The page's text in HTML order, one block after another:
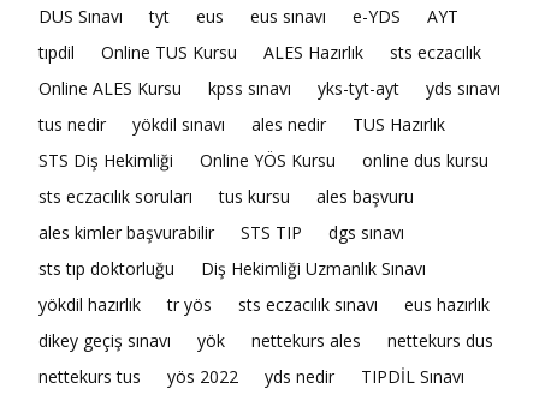
DUS Sınavı
tyt eus eus sınavı e-YDS
AYT
tıpdil
Online TUS Kursu ALES Hazırlık
sts eczacılık
Online ALES Kursu
kpss sınavı yks-tyt-ayt
yds sınavı
tus nedir
yökdil sınavı ales nedir
TUS Hazırlık
STS Diş Hekimliği
Online YÖS Kursu
online dus kursu
sts eczacılık soruları
tus kursu
ales başvuru
ales kimler başvurabilir
STS TIP
dgs sınavı
sts tıp doktorluğu
Diş Hekimliği Uzmanlık Sınavı
yökdil hazırlık
tr yös sts eczacılık sınavı
eus hazırlık
dikey geçiş sınavı
yök nettekurs ales
nettekurs dus
nettekurs tus
yös 2022 yds nedir
TIPDİL Sınavı